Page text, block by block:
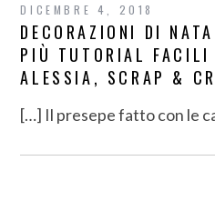
DICEMBRE 4, 2018
DECORAZIONI DI
PIÙ TUTORIAL FACILI
ALESSIA, SCRAP &
[…] Il presepe fatto con le